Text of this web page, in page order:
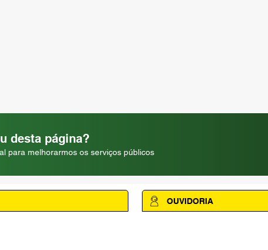
desta página?
para melhorarmos os serviços públicos
OUVIDORIA